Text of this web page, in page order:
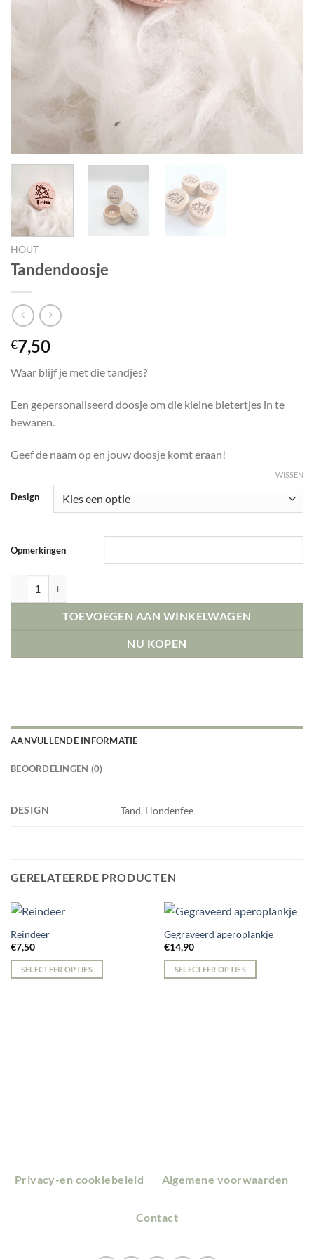
HOUT
Tandendoosje
€7,50
Waar blijf je met die tandjes?
Een gepersonaliseerd doosje om die kleine bietertjes in te
bewaren.
Geef de naam op en jouw doosje komt eraan!
Design
WISSEN
Opmerkingen
TOEVOEGEN AAN WINKELWAGEN
NU KOPEN
AANVULLENDE INFORMATIE
BEOORDELINGEN (0)
DESIGN Tand, Hondenfee
GERELATEERDE PRODUCTEN
Reindeer
€7,50
SELECTEER OPTIES
Gegraveerd aperoplankje
€14,90
SELECTEER OPTIES
Privacy-en cookiebeleid Algemene voorwaarden
Contact